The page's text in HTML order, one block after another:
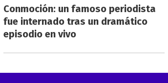
Conmoción: un famoso periodista
fue internado tras un dramático
episodio en vivo